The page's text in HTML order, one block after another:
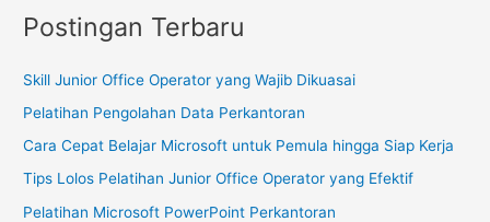
r
u
n
t
u
k
Postingan Terbaru
Skill Junior Office Operator yang Wajib Dikuasai
Pelatihan Pengolahan Data Perkantoran
Cara Cepat Belajar Microsoft untuk Pemula hingga Siap Kerja
Tips Lolos Pelatihan Junior Office Operator yang Efektif
Pelatihan Microsoft PowerPoint Perkantoran